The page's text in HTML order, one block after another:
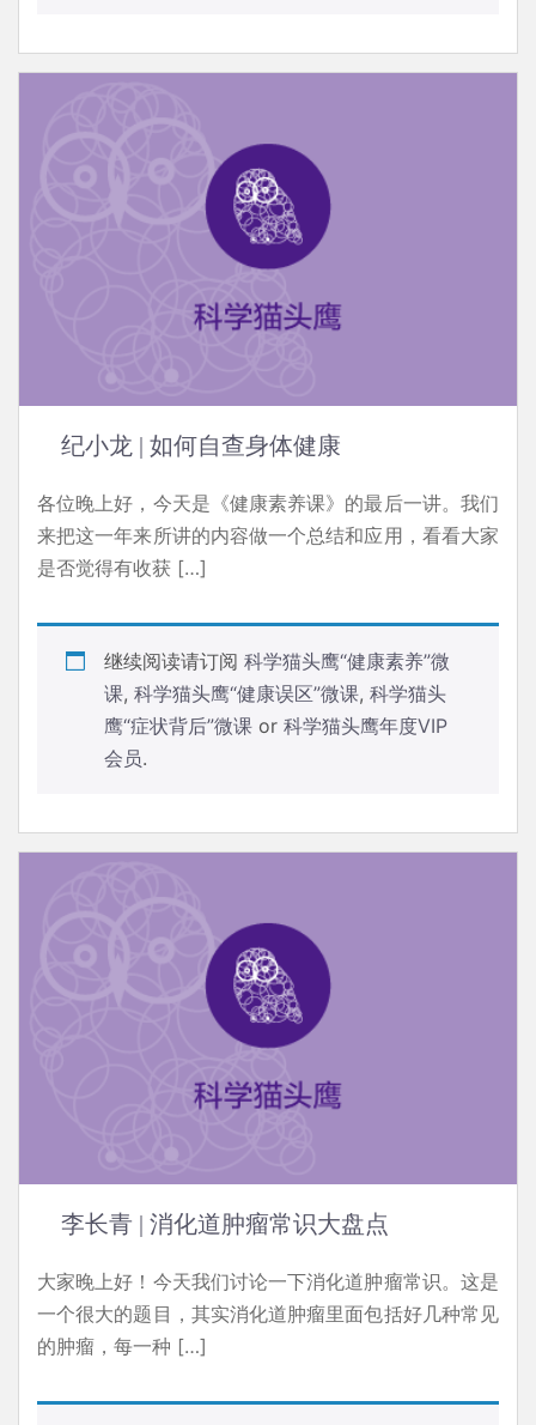
纪小龙 | 如何自查身体健康
各位晚上好，今天是《健康素养课》的最后一讲。我们
来把这一年来所讲的内容做一个总结和应用，看看大家
是否觉得有收获 […]
继续阅读请订阅 科学猫头鹰“健康素养”微
课, 科学猫头鹰“健康误区”微课, 科学猫头
鹰“症状背后”微课 or 科学猫头鹰年度VIP
会员.
李长青 | 消化道肿瘤常识大盘点
大家晚上好！今天我们讨论一下消化道肿瘤常识。这是
一个很大的题目，其实消化道肿瘤里面包括好几种常见
的肿瘤，每一种 […]